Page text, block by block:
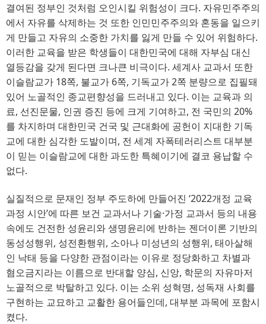
결여된 정부인 것처럼 오인시킬 위험성이 크다. 자유민주주의
에서 자유를 삭제하는 것 또한 인민민주주의와 혼동을 일으키
게 만들고 자유의 소중한 가치를 잃게 만들 수 있어 위험하다.
이러한 교육을 받은 학생들이 대한민국에 대해 자부심 대신
열등감을 갖게 된다면 크나큰 비극이다. 세계사 교과서 또한
이슬람교가 18쪽, 불교가 6쪽, 기독교가 2쪽 분량으로 집필돼
있어 노골적인 종교편향성을 드러내고 있다. 이는 교육과 의
료, 선진문물, 인권 증진 등에 크게 기여하고, 전 국민의 20%
를 차지하며 대한민국 건국 및 근대화에 공헌이 지대한 기독
교에 대한 심각한 도발이며, 전 세계 자폭테러리스트 대부분
이 믿는 이슬람교에 대한 과도한 특혜이기에 결코 용납할 수
없다.
실질적으로 문재인 정부 주도하에 만들어진 ‘2022개정 교육
과정 시안’에 따른 보건 교과서나 기술·가정 교과서 등의 내용
속에도 건전한 성윤리와 생명윤리에 반하는 젠더이론 기반의
동성성행위, 성전환행위, 소아나 미성년의 성행위, 태아살해
인 낙태 등을 다양한 관점이라는 이유로 정당화하고 차별과
혐오금지라는 이름으로 반대할 양심, 신앙, 학문의 자유마저
노골적으로 박탈하고 있다. 이는 소위 성혁명, 성독재 사회를
구현하는 교묘하고 교활한 용어들인데, 대부분 과목에 포함시
켰다.